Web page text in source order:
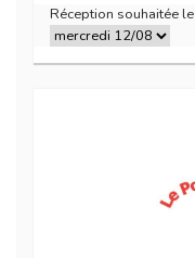
Réception souhaitée le